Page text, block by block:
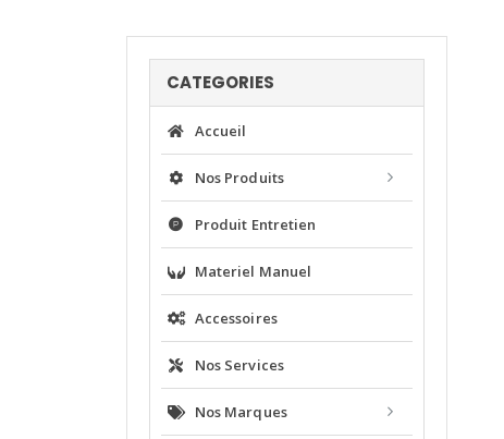
CATEGORIES
Accueil
Nos Produits
Produit Entretien
Materiel Manuel
Accessoires
Nos Services
Nos Marques